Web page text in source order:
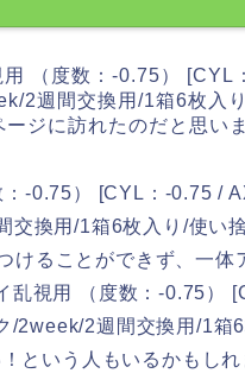
（度数：-0.75） [CYL
2週間交換用/1箱6枚入
ジに訪れたのだと思いま
-0.75） [CYL：-0.75 /
換用/1箱6枚入り/使い
けることができず、一体
乱視用 （度数：-0.75）
2week/2週間交換用/1箱
という人もいるかもしれ